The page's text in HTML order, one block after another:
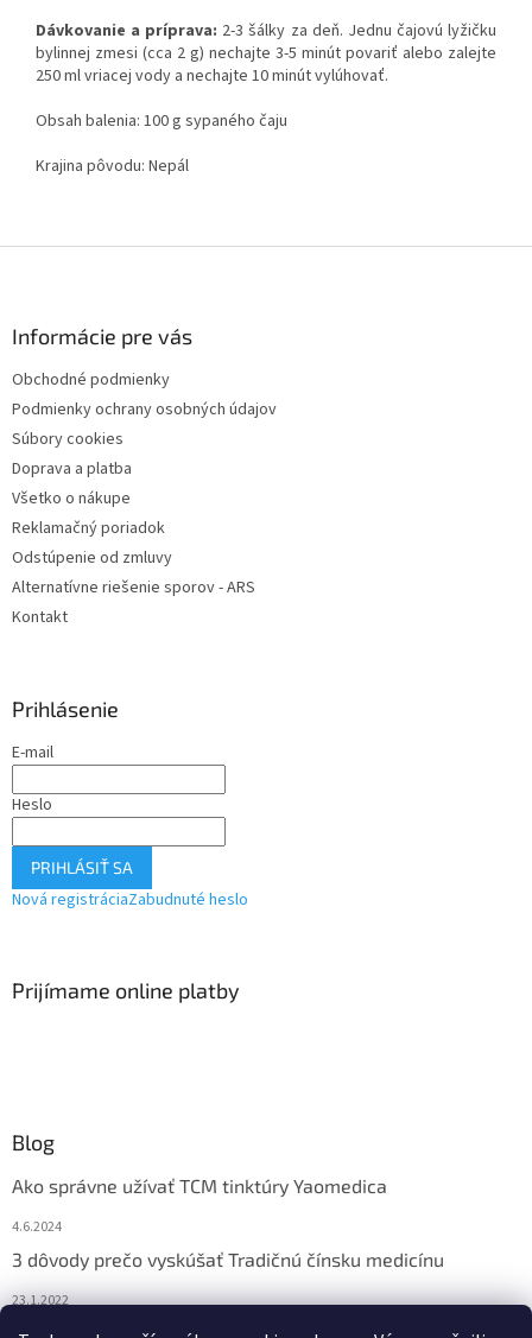
Dávkovanie a príprava: 2-3 šálky za deň. Jednu čajovú lyžičku
bylinnej zmesi (cca 2 g) nechajte 3-5 minút povariť alebo zalejte
250 ml vriacej vody a nechajte 10 minút vylúhovať.
Obsah balenia: 100 g sypaného čaju
Krajina pôvodu: Nepál
Informácie pre vás
Obchodné podmienky
Podmienky ochrany osobných údajov
Súbory cookies
Doprava a platba
Všetko o nákupe
Reklamačný poriadok
Odstúpenie od zmluvy
Alternatívne riešenie sporov - ARS
Kontakt
Prihlásenie
E-mail
Heslo
PRIHLÁSIŤ SA
Nová registráciaZabudnuté heslo
Prijímame online platby
Blog
Ako správne užívať TCM tinktúry Yaomedica
4.6.2024
3 dôvody prečo vyskúšať Tradičnú čínsku medicínu
23.1.2022
Nadmerne vám vypadávajú vlasy? Pomôže vám čínska